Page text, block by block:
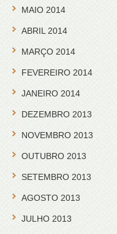
MAIO 2014
ABRIL 2014
MARÇO 2014
FEVEREIRO 2014
JANEIRO 2014
DEZEMBRO 2013
NOVEMBRO 2013
OUTUBRO 2013
SETEMBRO 2013
AGOSTO 2013
JULHO 2013